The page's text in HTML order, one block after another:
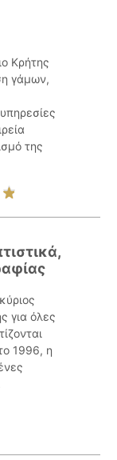
Κρήτης
γάμων,
της
για όλες
1996, η